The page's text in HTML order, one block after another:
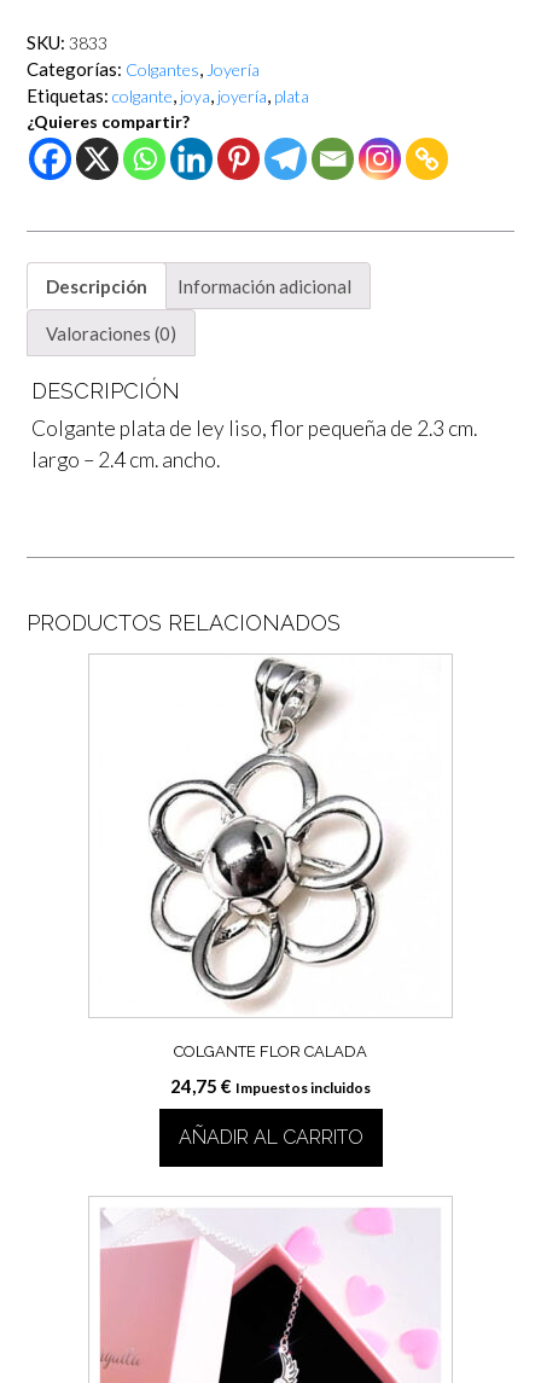
SKU: 3833
Categorías: Colgantes, Joyería
Etiquetas: colgante, joya, joyería, plata
¿Quieres compartir?
Descripción Información adicional
Valoraciones (0)
DESCRIPCIÓN
Colgante plata de ley liso, flor pequeña de 2.3 cm.
largo – 2.4 cm. ancho.
PRODUCTOS RELACIONADOS
COLGANTE FLOR CALADA
24,75 € Impuestos incluidos
AÑADIR AL CARRITO